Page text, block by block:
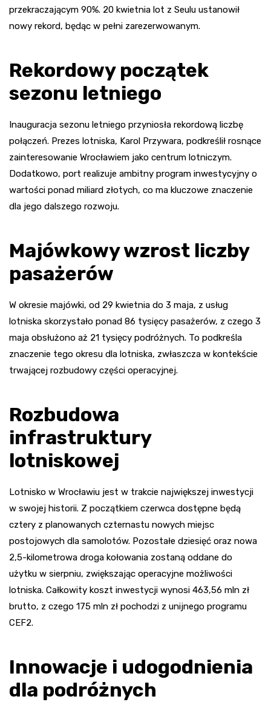
przekraczającym 90%. 20 kwietnia lot z Seulu ustanowił
nowy rekord, będąc w pełni zarezerwowanym.
Rekordowy początek
sezonu letniego
Inauguracja sezonu letniego przyniosła rekordową liczbę
połączeń. Prezes lotniska, Karol Przywara, podkreślił rosnące
zainteresowanie Wrocławiem jako centrum lotniczym.
Dodatkowo, port realizuje ambitny program inwestycyjny o
wartości ponad miliard złotych, co ma kluczowe znaczenie
dla jego dalszego rozwoju.
Majówkowy wzrost liczby
pasażerów
W okresie majówki, od 29 kwietnia do 3 maja, z usług
lotniska skorzystało ponad 86 tysięcy pasażerów, z czego 3
maja obsłużono aż 21 tysięcy podróżnych. To podkreśla
znaczenie tego okresu dla lotniska, zwłaszcza w kontekście
trwającej rozbudowy części operacyjnej.
Rozbudowa
infrastruktury
lotniskowej
Lotnisko w Wrocławiu jest w trakcie największej inwestycji
w swojej historii. Z początkiem czerwca dostępne będą
cztery z planowanych czternastu nowych miejsc
postojowych dla samolotów. Pozostałe dziesięć oraz nowa
2,5-kilometrowa droga kołowania zostaną oddane do
użytku w sierpniu, zwiększając operacyjne możliwości
lotniska. Całkowity koszt inwestycji wynosi 463,56 mln zł
brutto, z czego 175 mln zł pochodzi z unijnego programu
CEF2.
Innowacje i udogodnienia
dla podróżnych